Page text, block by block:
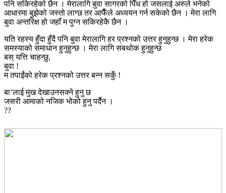
पनि सकिरहेको छैन । मेरालागि बुवा सागरको पिँध हो जसलाई अरुले भनेको
आधारमा बुझेको जस्तो लाग्छ तर आफैँले अध्ययन गर्न सकेको छैन । मेरा लागि
बुवा अन्तरिक्ष हो जहाँ म पुग्न सकिरहेकै छैन ।
यति रहस्य हुँदा हुँदै पनि बुवा मेरालागि हर प्रश्नको उत्तर हुनुहुन्छ । मेरा हरेक
समस्याको समाधान हुनुहुन्छ । मेरा लागि सबथोक हुनुहुन्छ
बस् यत्ति चाहन्छु,
बुवा !
म तपाईंको हरेक प्रश्नको उत्तर बन्न सकुँ !
बा’लाई मुख देखाउनसक्ने हुनु छ
जसरी आमाको नजिक भोको हुनु पर्दैन ।
??